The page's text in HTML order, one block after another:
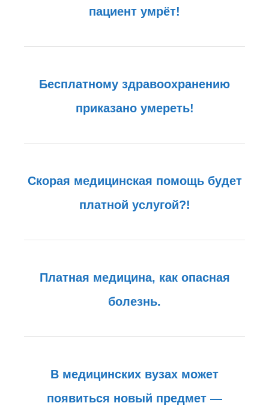
пациент умрёт!
Бесплатному здравоохранению
приказано умереть!
Скорая медицинская помощь будет
платной услугой?!
Платная медицина, как опасная
болезнь.
В медицинских вузах может
появиться новый предмет —